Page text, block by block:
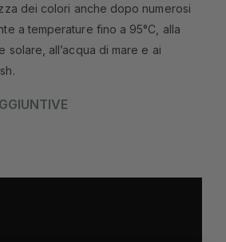
dei colori anche dopo numerosi
a temperature fino a 95°C, alla
solare, all’acqua di mare e ai